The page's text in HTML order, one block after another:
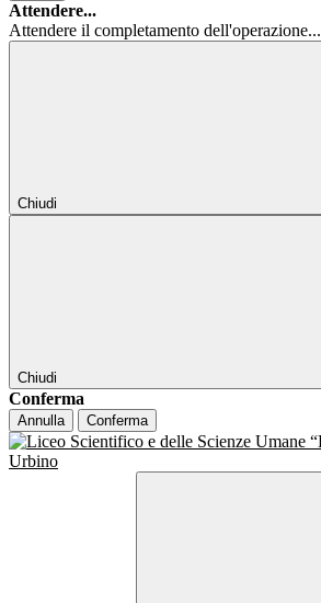
Attendere...
Attendere il completamento dell'operazione...
Chiudi
Chiudi
Conferma
Annulla Conferma